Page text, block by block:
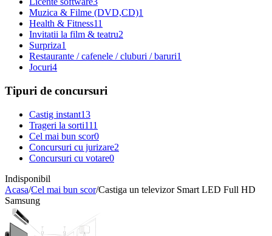
Muzica & Filme (DVD,CD)1
Health & Fitness11
Invitatii la film & teatru2
Surpriza1
Restaurante / cafenele / cluburi / baruri1
Jocuri4
Tipuri de concursuri
Castig instant13
Trageri la sorti111
Cel mai bun scor0
Concursuri cu jurizare2
Concursuri cu votare0
Indisponibil
Acasa/Cel mai bun scor/Castiga un televizor Smart LED Full HD
Samsung